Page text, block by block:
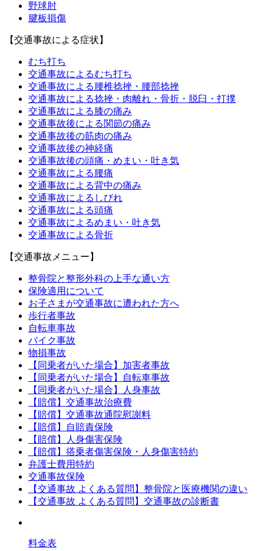
野球肘
腱板損傷
【交通事故による症状】
むち打ち
交通事故によるむち打ち
交通事故による腰椎捻挫・腰部捻挫
交通事故による捻挫・肉離れ・骨折・脱臼・打撲
交通事故による膝の痛み
交通事故後による関節の痛み
交通事故後の筋肉の痛み
交通事故後の神経痛
交通事故後の頭痛・めまい・吐き気
交通事故による腰痛
交通事故による背中の痛み
交通事故によるしびれ
交通事故による頭痛
交通事故によるめまい・吐き気
交通事故による骨折
【交通事故メニュー】
整骨院と整形外科の上手な通い方
保険適用について
お子さまが交通事故に遭われた方へ
歩行者事故
自転車事故
バイク事故
物損事故
【同乗者がいた場合】加害者事故
【同乗者がいた場合】自転車事故
【同乗者がいた場合】人身事故
【賠償】交通事故治療費
【賠償】交通事故通院慰謝料
【賠償】自賠責保険
【賠償】人身傷害保険
【賠償】搭乗者傷害保険・人身傷害特約
弁護士費用特約
交通事故保険
【交通事故 よくある質問】整骨院と医療機関の違い
【交通事故 よくある質問】交通事故の診断書
料金表